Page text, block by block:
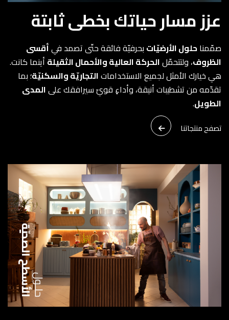
عزز مسار حياتك بخطى ثابتة
صمّمناحلول الأرضيّات بحرفيّة فائقة حتّى تصمد فيأقسى
الظروف، ولتتحمّلالحركة العالية والأحمال الثقيلة أينما كانت.
هي خيارك الأمثل لجميع الاستخداماتالتجاريّة والسكنيّة؛ بما
تقدّمه من تشطيبات أنيقة، وأداءٍ قويّ سيرافقك علىالمدى
الطويل.
تصفح منتجاتنا